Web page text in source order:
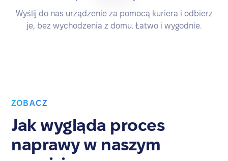
Wyślij do nas urządzenie za pomocą kuriera i odbierz
je, bez wychodzenia z domu. Łatwo i wygodnie.
ZOBACZ
Jak wygląda proces
naprawy w naszym